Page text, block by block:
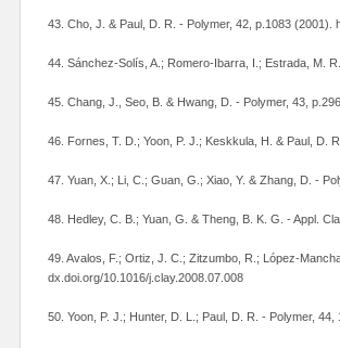
43. Cho, J. & Paul, D. R. - Polymer, 42, p.1083
44. Sánchez-Solís, A.; Romero-Ibarra, I.; Estrada, M.
45. Chang, J., Seo, B. & Hwang, D. - Polymer, 43,
46. Fornes, T. D.; Yoon, P. J.; Keskkula, H. & Paul, D.
47. Yuan, X.; Li, C.; Guan, G.; Xiao, Y. & Zhang, D. -
48. Hedley, C. B.; Yuan, G. & Theng, B. K. G. - Appl.
49. Avalos, F.; Ortiz, J. C.; Zitzumbo, R.; López-
dx.doi.org/10.1016/j.clay.2008.07.008
50. Yoon, P. J.; Hunter, D. L.; Paul, D. R. - Polymer,